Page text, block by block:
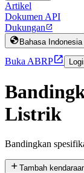
Artikel
Dokumen API
Dukungan 
 Bahasa Indonesia
Buka ABRP
Listrik
Bandingkan
 Tambah